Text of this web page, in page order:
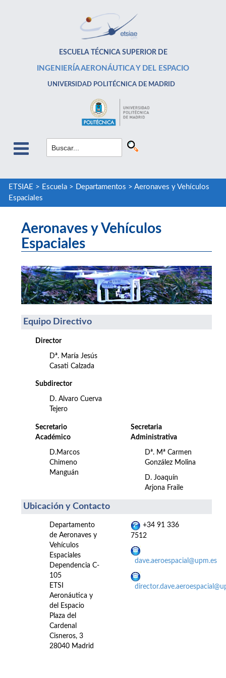
ESCUELA TÉCNICA SUPERIOR DE
INGENIERÍA AERONÁUTICA Y DEL ESPACIO
UNIVERSIDAD POLITÉCNICA DE MADRID
ETSIAE > Escuela> Departamentos > Aeronaves y Vehículos
Espaciales
Aeronaves y Vehículos
Espaciales
Equipo Directivo
Director
Dª. María Jesús
Casati Calzada
Subdirector
D. Alvaro Cuerva
Tejero
Secretario
Académico
D.Marcos
Chimeno
Manguán
Secretaria
Administrativa
Dª. Mª Carmen
González Molina
D. Joaquín
Arjona Fraile
Ubicación y Contacto
Departamento
de Aeronaves y
Vehículos
Espaciales
Dependencia C-
105
ETSI
Aeronáutica y
del Espacio
Plaza del
Cardenal
Cisneros, 3
28040 Madrid
+34 91 336
7512
dave.aeroespacial@upm.es